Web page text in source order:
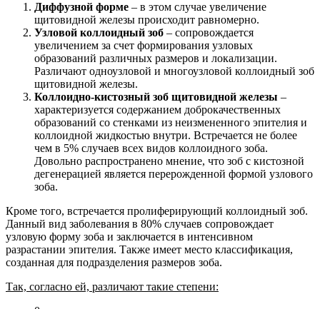
Диффузной форме – в этом случае увеличение
щитовидной железы происходит равномерно.
Узловой коллоидный зоб – сопровождается
увеличением за счет формирования узловых
образований различных размеров и локализации.
Различают одноузловой и многоузловой коллоидный зоб
щитовидной железы.
Коллоидно-кистозный зоб щитовидной железы –
характеризуется содержанием доброкачественных
образований со стенками из неизмененного эпителия и
коллоидной жидкостью внутри. Встречается не более
чем в 5% случаев всех видов коллоидного зоба.
Довольно распространено мнение, что зоб с кистозной
дегенерацией является перерожденной формой узлового
зоба.
Кроме того, встречается пролиферирующий коллоидный зоб.
Данный вид заболевания в 80% случаев сопровождает
узловую форму зоба и заключается в интенсивном
разрастании эпителия. Также имеет место классификация,
созданная для подразделения размеров зоба.
Так, согласно ей, различают такие степени: